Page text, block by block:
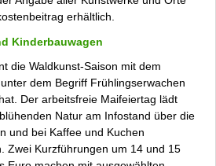
erhältlich.
Kinderbauwagen
die Waldkunst-Saison mit dem
dem Begriff Frühlingserwachen
Der arbeitsfreie Maifeiertag lädt
Natur am Infostand über die
und bei Kaffee und Kuchen
Zwei Kurzführungen um 14 und 15